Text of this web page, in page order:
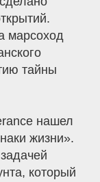
марсоход
тайны
нашел
жизни».
который